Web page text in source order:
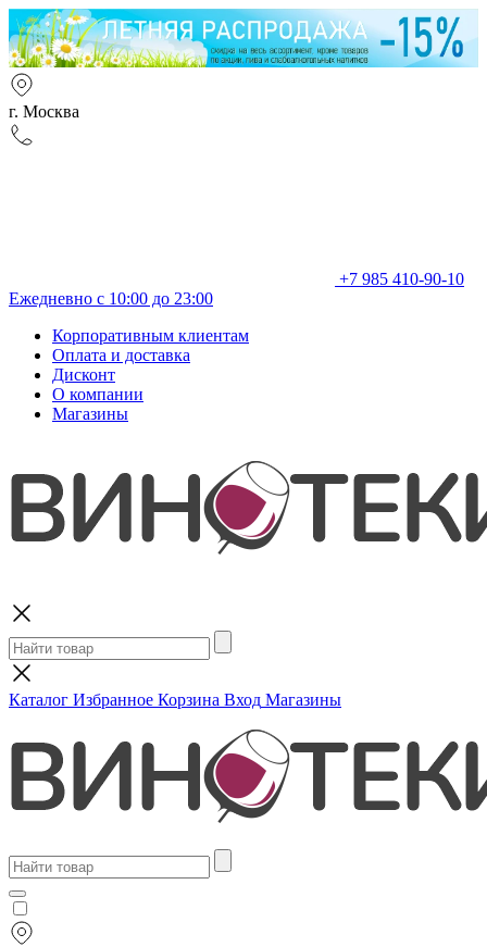
г. Москва
+7 985 410-90-10
Ежедневно с 10:00 до 23:00
Корпоративным клиентам
Оплата и доставка
Дисконт
О компании
Магазины
Каталог Избранное Корзина Вход Магазины